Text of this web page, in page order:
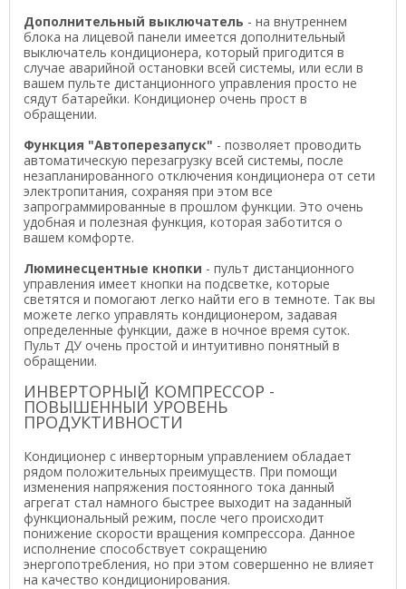
Дополнительный выключатель - на внутреннем
блока на лицевой панели имеется дополнительный
выключатель кондиционера, который пригодится в
случае аварийной остановки всей системы, или если в
вашем пульте дистанционного управления просто не
сядут батарейки. Кондиционер очень прост в
обращении.
Функция "Автоперезапуск" - позволяет проводить
автоматическую перезагрузку всей системы, после
незапланированного отключения кондиционера от сети
электропитания, сохраняя при этом все
запрограммированные в прошлом функции. Это очень
удобная и полезная функция, которая заботится о
вашем комфорте.
Люминесцентные кнопки - пульт дистанционного
управления имеет кнопки на подсветке, которые
светятся и помогают легко найти его в темноте. Так вы
можете легко управлять кондиционером, задавая
определенные функции, даже в ночное время суток.
Пульт ДУ очень простой и интуитивно понятный в
обращении.
ИНВЕРТОРНЫЙ КОМПРЕССОР -
ПОВЫШЕННЫЙ УРОВЕНЬ
ПРОДУКТИВНОСТИ
Кондиционер с инверторным управлением обладает
рядом положительных преимуществ. При помощи
изменения напряжения постоянного тока данный
агрегат стал намного быстрее выходит на заданный
функциональный режим, после чего происходит
понижение скорости вращения компрессора. Данное
исполнение способствует сокращению
энергопотребления, но при этом совершенно не влияет
на качество кондиционирования.